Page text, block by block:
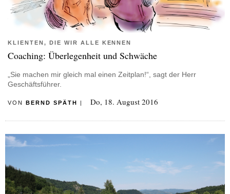
KLIENTEN, DIE WIR ALLE KENNEN
Coaching: Überlegenheit und Schwäche
„Sie machen mir gleich mal einen Zeitplan!“, sagt der Herr
Geschäftsführer.
VON BERND SPÄTH | Do, 18. August 2016